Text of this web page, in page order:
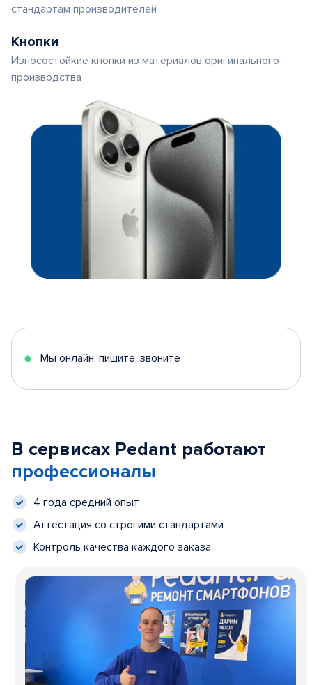
стандартам производителей
Кнопки
Износостойкие кнопки из материалов оригинального
производства
Мы онлайн, пишите, звоните
В сервисах Pedant работают
профессионалы
4 года средний опыт
Аттестация со строгими стандартами
Контроль качества каждого заказа